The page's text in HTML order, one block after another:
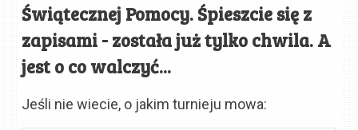
Świątecznej Pomocy. Śpieszcie się z
zapisami - została już tylko chwila. A
jest o co walczyć...
Jeśli nie wiecie, o jakim turnieju mowa: